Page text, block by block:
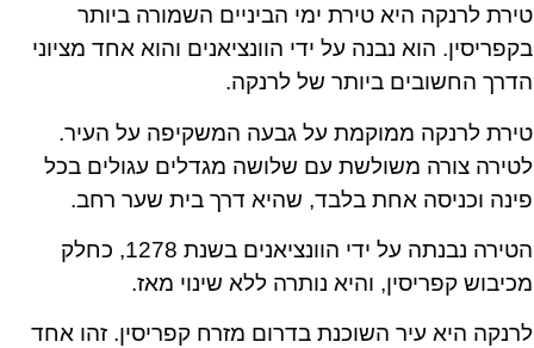
טירת לרנקה היא טירת ימי הביניים השמורה ביותר
בקפריסין. הוא נבנה על ידי הוונציאנים והוא אחד מציוני
הדרך החשובים ביותר של לרנקה.
טירת לרנקה ממוקמת על גבעה המשקיפה על העיר.
לטירה צורה משולשת עם שלושה מגדלים עגולים בכל
פינה וכניסה אחת בלבד, שהיא דרך בית שער רחב.
הטירה נבנתה על ידי הוונציאנים בשנת 1278, כחלק
מכיבוש קפריסין, והיא נותרה ללא שינוי מאז.
לרנקה היא עיר השוכנת בדרום מזרח קפריסין. זהו אחד